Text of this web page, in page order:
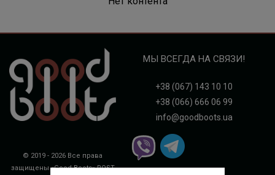
© 2019 - 2026 Все права
защищены «Good Boots»ROST
МЫ ВСЕГДА НА СВЯЗИ!
+38 (067) 143 10 10
+38 (066) 666 06 99
info@goodboots.ua